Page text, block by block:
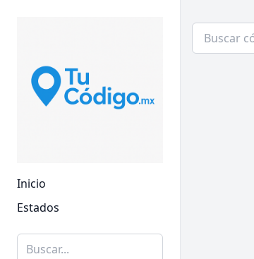
Inicio
Estados